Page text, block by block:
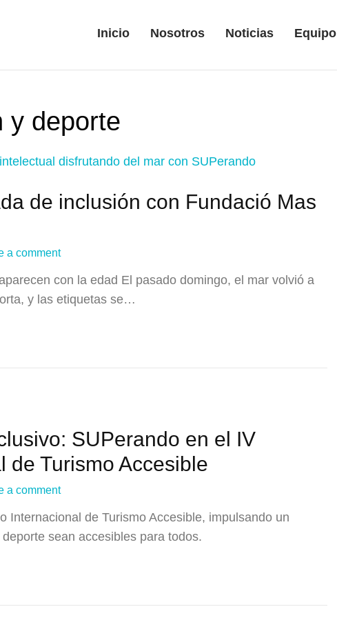
Inicio Nosotros Noticias Equipo
y deporte
de inclusión con Fundació Mas
a comment
con la edad El pasado domingo, el mar volvió a
y las etiquetas se…
SUPerando en el IV
de Turismo Accesible
a comment
Internacional de Turismo Accesible, impulsando un
sean accesibles para todos.